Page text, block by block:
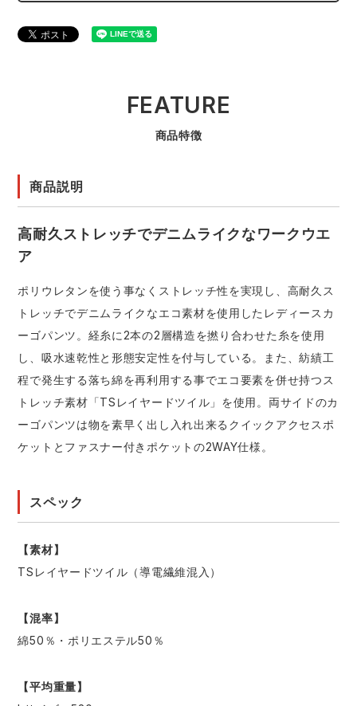
FEATURE
商品特徴
商品説明
高耐久ストレッチでデニムライクなワークウエ
ア
ポリウレタンを使う事なくストレッチ性を実現し、高耐久ス
トレッチでデニムライクなエコ素材を使用したレディースカ
ーゴパンツ。経糸に2本の2層構造を撚り合わせた糸を使用
し、吸水速乾性と形態安定性を付与している。また、紡績工
程で発生する落ち綿を再利用する事でエコ要素を併せ持つス
トレッチ素材「TSレイヤードツイル」を使用。両サイドのカ
ーゴパンツは物を素早く出し入れ出来るクイックアクセスポ
ケットとファスナー付きポケットの2WAY仕様。
スペック
【素材】
TSレイヤードツイル（導電繊維混入）
【混率】
綿50％・ポリエステル50％
【平均重量】